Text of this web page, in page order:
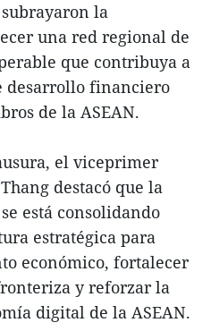
la
una red regional de
que contribuya a
desarrollo financiero
de la ASEAN.
el viceprimer
destacó que la
está consolidando
estratégica para
económico, fortalecer
y reforzar la
digital de la ASEAN.